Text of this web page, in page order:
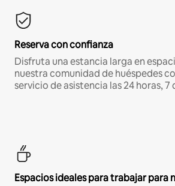
Reserva con confianza
Disfruta una estancia larga en
nuestra comunidad de huéspedes
servicio de asistencia las 24 horas, 7
Espacios ideales para trabajar para